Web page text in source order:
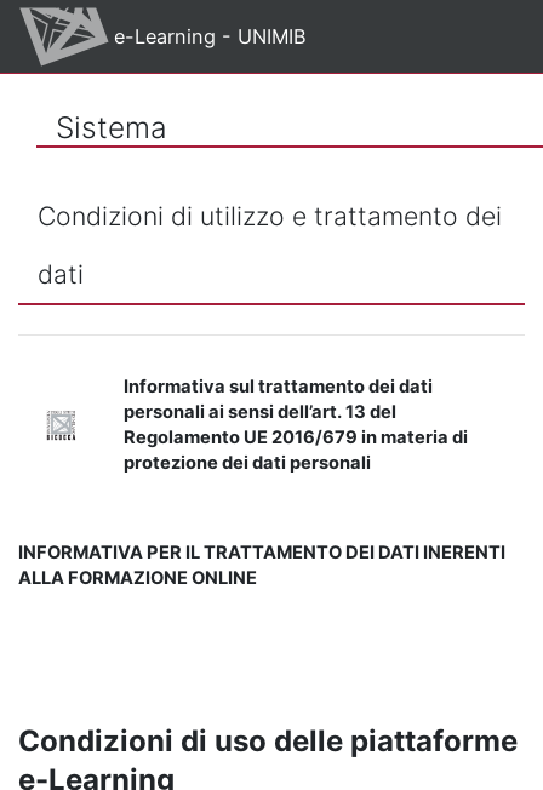
Vai al contenuto principale
e-Learning - UNIMIB
Sistema
Condizioni di utilizzo e trattamento dei
dati
Informativa sul trattamento dei dati
personali ai sensi dell’art. 13 del
Regolamento UE 2016/679 in materia di
protezione dei dati personali
INFORMATIVA PER IL TRATTAMENTO DEI DATI INERENTI
ALLA FORMAZIONE ONLINE
Condizioni di uso delle piattaforme
e-Learning